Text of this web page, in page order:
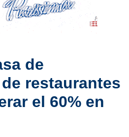
de
restaurantes
el 60% en